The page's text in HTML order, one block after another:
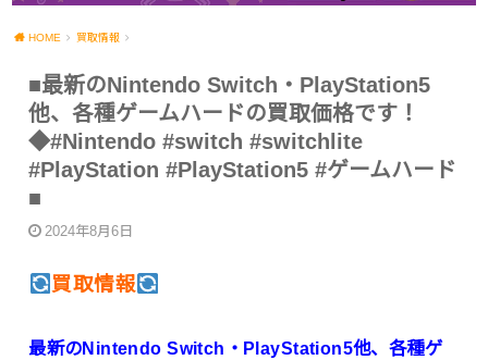
HOME 買取情報
■最新のNintendo Switch・PlayStation5
他、各種ゲームハードの買取価格です！
◆#Nintendo #switch #switchlite
#PlayStation #PlayStation5 #ゲームハード
■
2024年8月6日
買取情報
最新のNintendo Switch・PlayStation5他、各種ゲ